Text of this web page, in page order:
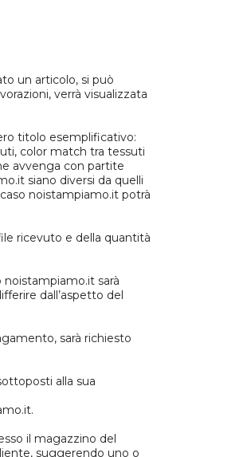
un articolo, si può
verrà visualizzata
titolo esemplificativo:
color match tra tessuti
avvenga con partite
siano diversi da quelli
noistampiamo.it potrà
ricevuto e della quantità
sarà
dall’aspetto del
sarà richiesto
alla sua
il magazzino del
suggerendo uno o